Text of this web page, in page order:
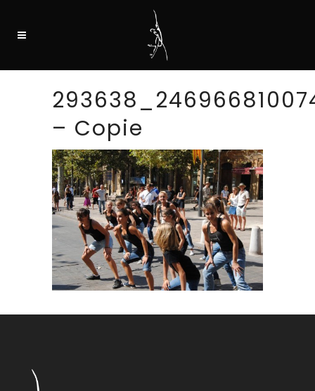
– Copie